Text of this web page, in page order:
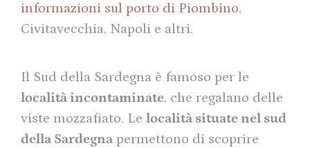
informazioni sul porto di Piombino,
Civitavecchia, Napoli e altri.
Il Sud della Sardegna è famoso per le
località incontaminate, che regalano delle
viste mozzafiato. Le località situate nel sud
della Sardegna permettono di scoprire